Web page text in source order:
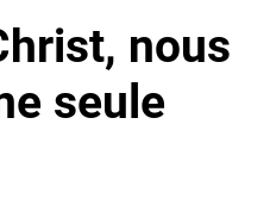
nous
seule